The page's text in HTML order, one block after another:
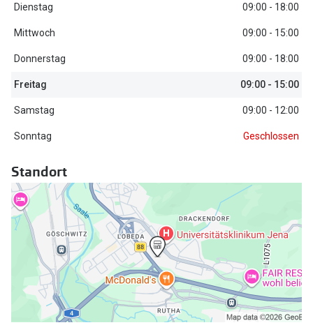
Nuance Audio Brille
Ray-Ban Meta
Oakley Meta
Brillentrends 2026
Glaspakete
Glasveredelungen
Brillenglas Typen
Transitions Gläser
Blaulichtfilter
Stellest®-Brillengläser
Zubehör
Ratgeber
UV-
Alle
Angebote
Brillen 2
Dienstag 09:00 - 18:00
Mittwoch 09:00 - 15:00
Donnerstag 09:00 - 18:00
Freitag 09:00 - 15:00
Samstag 09:00 - 12:00
Sonntag Geschlossen
Standort